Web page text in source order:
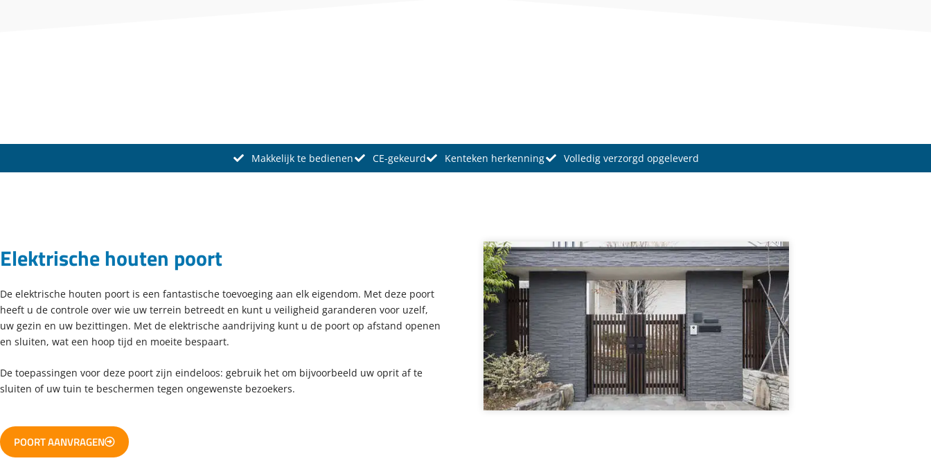
Makkelijk te bedienen CE-gekeurd Kenteken herkenning Volledig verzorgd opgeleverd
Elektrische houten poort
De elektrische houten poort is een fantastische toevoeging aan elk eigendom. Met deze poort
heeft u de controle over wie uw terrein betreedt en kunt u veiligheid garanderen voor uzelf,
uw gezin en uw bezittingen. Met de elektrische aandrijving kunt u de poort op afstand openen
en sluiten, wat een hoop tijd en moeite bespaart.
De toepassingen voor deze poort zijn eindeloos: gebruik het om bijvoorbeeld uw oprit af te
sluiten of uw tuin te beschermen tegen ongewenste bezoekers.
POORT AANVRAGEN